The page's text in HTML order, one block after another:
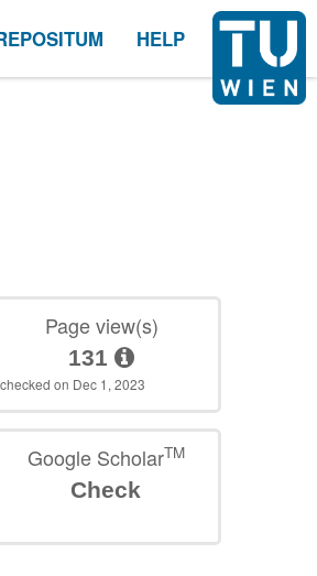
HELP
Page view(s)
131
checked on Dec 1, 2023
Google ScholarTM
Check